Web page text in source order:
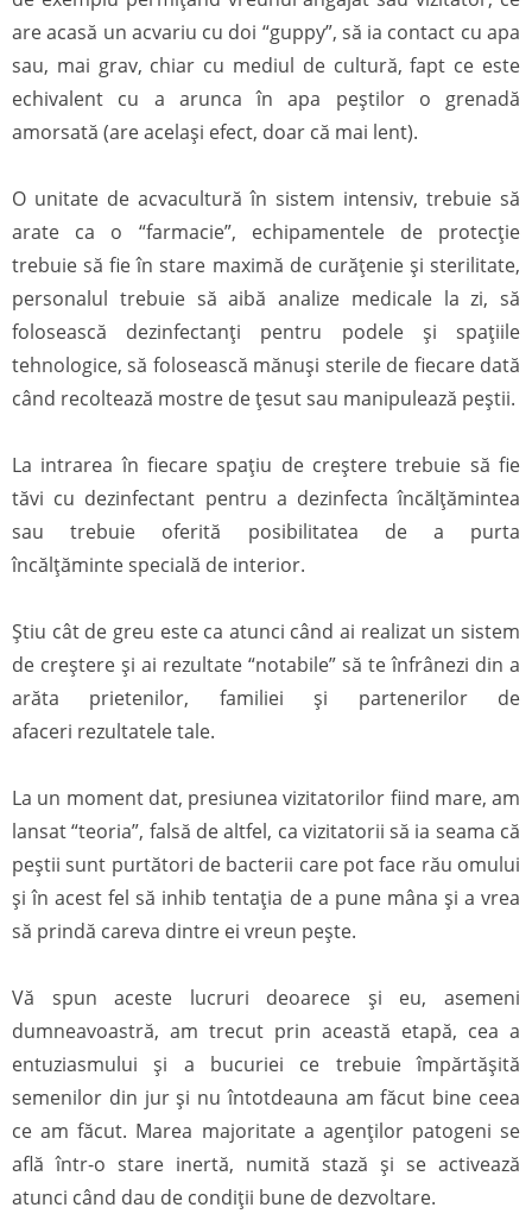
are acasă un acvariu cu doi “guppy”, să ia contact cu apa
sau, mai grav, chiar cu mediul de cultură, fapt ce este
echivalent cu a arunca în apa peștilor o grenadă
amorsată (are același efect, doar că mai lent).
O unitate de acvacultură în sistem intensiv, trebuie să
arate ca o “farmacie”, echipamentele de protecție
trebuie să fie în stare maximă de curățenie și sterilitate,
personalul trebuie să aibă analize medicale la zi, să
folosească dezinfectanți pentru podele și spațiile
tehnologice, să folosească mănuși sterile de fiecare dată
când recoltează mostre de țesut sau manipulează peștii.
La intrarea în fiecare spațiu de creștere trebuie să fie
tăvi cu dezinfectant pentru a dezinfecta încălțămintea
sau trebuie oferită posibilitatea de a purta
încălțăminte specială de interior.
Știu cât de greu este ca atunci când ai realizat un sistem
de creștere și ai rezultate “notabile” să te înfrânezi din a
arăta prietenilor, familiei și partenerilor de
afaceri rezultatele tale.
La un moment dat, presiunea vizitatorilor fiind mare, am
lansat “teoria”, falsă de altfel, ca vizitatorii să ia seama că
peștii sunt purtători de bacterii care pot face rău omului
și în acest fel să inhib tentația de a pune mâna și a vrea
să prindă careva dintre ei vreun pește.
Vă spun aceste lucruri deoarece și eu, asemeni
dumneavoastră, am trecut prin această etapă, cea a
entuziasmului și a bucuriei ce trebuie împărtășită
semenilor din jur și nu întotdeauna am făcut bine ceea
ce am făcut. Marea majoritate a agenților patogeni se
află într-o stare inertă, numită stază și se activează
atunci când dau de condiții bune de dezvoltare.